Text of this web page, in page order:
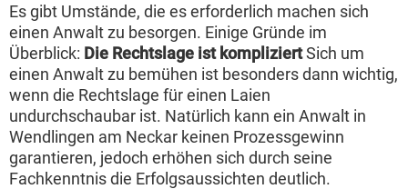
Es gibt Umstände, die es erforderlich machen sich
einen Anwalt zu besorgen. Einige Gründe im
Überblick: Die Rechtslage ist kompliziertSich um
einen Anwalt zu bemühen ist besonders dann wichtig,
wenn die Rechtslage für einen Laien
undurchschaubar ist. Natürlich kann ein Anwalt in
Wendlingen am Neckar keinen Prozessgewinn
garantieren, jedoch erhöhen sich durch seine
Fachkenntnis die Erfolgsaussichten deutlich.